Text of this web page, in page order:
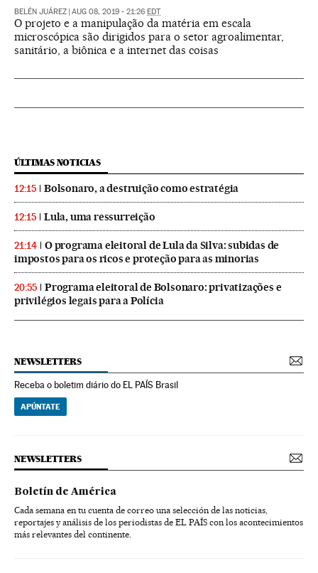
BELÉN JUÁREZ AUG 08, 2019 - 21:26 EDT
O projeto e a manipulação da matéria em escala
microscópica são dirigidos para o setor agroalimentar,
sanitário, a biônica e a internet das coisas
ÚLTIMAS NOTICIAS
12:15 Bolsonaro, a destruição como estratégia
12:15 Lula, uma ressurreição
21:14
O programa eleitoral de Lula da Silva: subidas de
impostos para os ricos e proteção para as minorias
20:55
Programa eleitoral de Bolsonaro: privatizações e
privilégios legais para a Polícia
NEWSLETTERS
Receba o boletim diário do EL PAÍS Brasil
APÚNTATE
NEWSLETTERS
Boletín de América
Cada semana en tu cuenta de correo una selección de las noticias,
reportajes y análisis de los periodistas de EL PAÍS con los acontecimientos
más relevantes del continente.